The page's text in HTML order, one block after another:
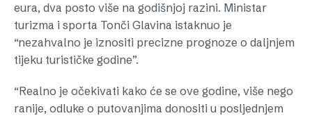
eura, dva posto više na godišnjoj razini. Ministar
turizma i sporta Tonči Glavina istaknuo je
“nezahvalno je iznositi precizne prognoze o daljnjem
tijeku turističke godine”.
“Realno je očekivati kako će se ove godine, više nego
ranije, odluke o putovanjima donositi u posljednjem